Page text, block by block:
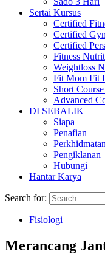
Sertai Kursus
Certified
Certified
Certified
Fitness
Weightloss
Fit Mom Fit
Short
Advanced
DI SEBALIK
Siapa
Penafian
Perkhidmatan
Pengiklanan
Hubungi
Hantar Karya
Search for:
Fisiologi
Merancang